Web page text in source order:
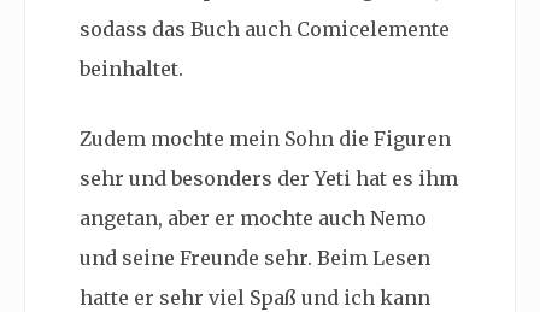
sodass das Buch auch Comicelemente
beinhaltet.
Zudem mochte mein Sohn die Figuren
sehr und besonders der Yeti hat es ihm
angetan, aber er mochte auch Nemo
und seine Freunde sehr. Beim Lesen
hatte er sehr viel Spaß und ich kann